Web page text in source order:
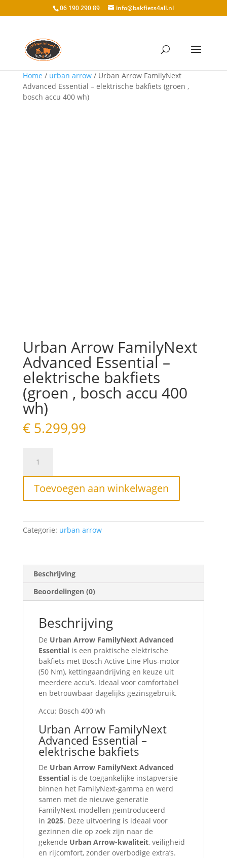
06 190 290 89 info@bakfiets4all.nl
Home / urban arrow/ Urban Arrow FamilyNext
Advanced Essential – elektrische bakfiets (groen ,
bosch accu 400 wh)
Urban Arrow FamilyNext
Advanced Essential –
elektrische bakfiets
(groen , bosch accu 400
wh)
€5.299,99
Arrow
FamilyNext
Advanced
Essential
bakfiets
accu
400
wh)
aantal
Toevoegen aan winkelwagen
Categorie: urban arrow
Beschrijving
Beoordelingen (0)
Beschrijving
De Urban Arrow FamilyNext Advanced
Essentialis een praktische elektrische
bakfiets met Bosch Active Line Plus-motor
(50 Nm), kettingaandrijving en keuze uit
meerdere accu’s. Ideaal voor comfortabel
en betrouwbaar dagelijks gezinsgebruik.
Accu: Bosch 400 wh
Urban Arrow FamilyNext
Advanced Essential –
elektrische bakfiets
De Urban Arrow FamilyNext Advanced
Essentialis de toegankelijke instapversie
binnen het FamilyNext-gamma en werd
samen met de nieuwe generatie
FamilyNext-modellen geïntroduceerd
in 2025. Deze uitvoering is ideaal voor
gezinnen die op zoek zijn naar de
gekende Urban Arrow-kwaliteit, veiligheid
en rijcomfort, zonder overbodige extra’s.